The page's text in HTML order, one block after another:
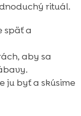
rituál.
späť a
aby sa
ju byť a skúsime